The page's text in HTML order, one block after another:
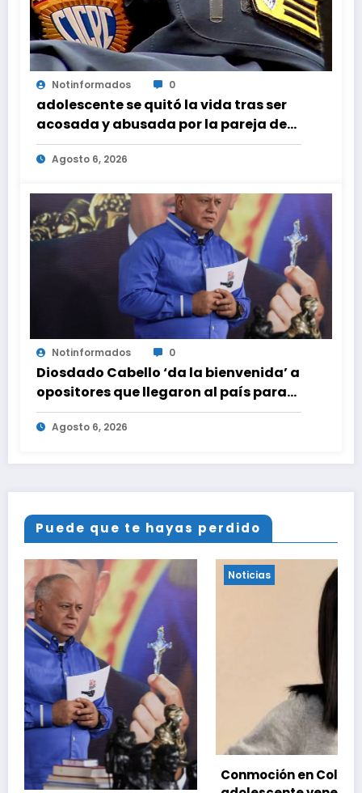
Notinformados 0
adolescente se quitó la vida tras ser
acosada y abusada por la pareja de
su abuela
Agosto 6, 2026
Notinformados 0
Diosdado Cabello ‘da la bienvenida’ a
opositores que llegaron al país para
diálogo con el gobierno
Agosto 6, 2026
Puede que te hayas perdido
Noticias
Conmoción en Colorado por asesinato de una